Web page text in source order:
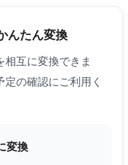
んたん変換
互に変換できま
の確認にご利用く
変換